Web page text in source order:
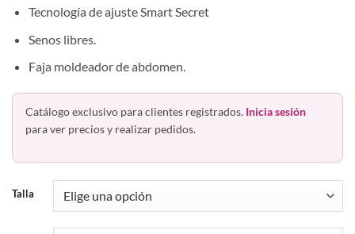
Tecnología de ajuste Smart Secret
Senos libres.
Faja moldeador de abdomen.
Catálogo exclusivo para clientes registrados. Inicia sesión
para ver precios y realizar pedidos.
Talla